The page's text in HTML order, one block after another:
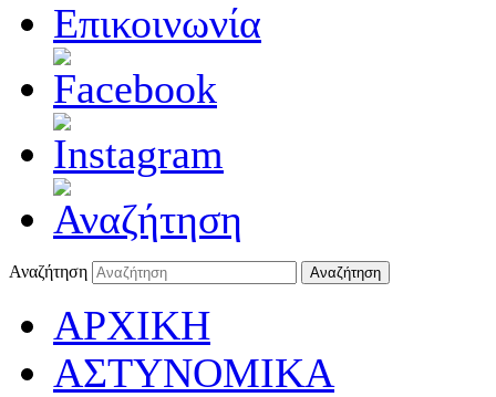
Επικοινωνία
Αναζήτηση
ΑΡΧΙΚΗ
ΑΣΤΥΝΟΜΙΚΑ